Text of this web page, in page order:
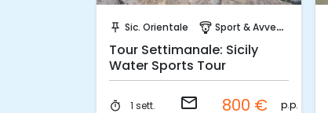
push_pin Sic. Orientale paragliding Sport & Avventura
Tour Settimanale: Sicily
Water Sports Tour
timer 1 sett. email 800 € p.p.